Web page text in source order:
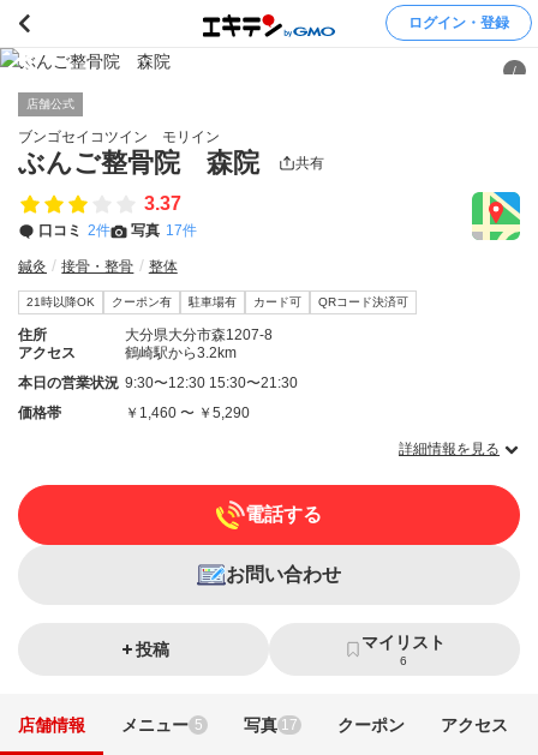
ログイン・登録
/
店舗公式
ブンゴセイコツイン モリイン
ぶんご整骨院 森院 共有
3.37
口コミ 2件 写真 17件
鍼灸 接骨・整骨 整体
21時以降OK クーポン有 駐車場有 カード可 QRコード決済可
住所
大分県大分市森1207-8
アクセス
鶴崎駅から3.2km
本日の営業状況 9:30〜12:30 15:30〜21:30
価格帯
￥1,460 〜 ￥5,290
詳細情報を見る
電話する
お問い合わせ
投稿 マイリスト
6
店舗情報 メニュー 5 写真 17 クーポン アクセス